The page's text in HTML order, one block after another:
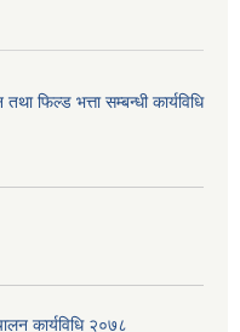
फिल्ड भत्ता सम्बन्धी कार्यविधि
कार्यविधि २०७८